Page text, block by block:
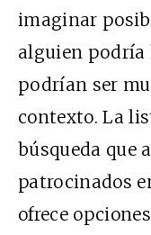
imaginar
alguien podría
podrían ser
contexto. La
búsqueda que
patrocinados
ofrece